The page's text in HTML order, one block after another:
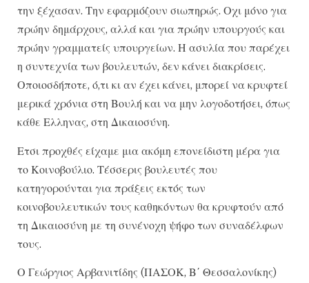
την ξέχασαν. Την εφαρμόζουν σιωπηρώς. Οχι μόνο για
πρώην δημάρχους, αλλά και για πρώην υπουργούς και
πρώην γραμματείς υπουργείων. Η ασυλία που παρέχει
η συντεχνία των βουλευτών, δεν κάνει διακρίσεις.
Οποιοσδήποτε, ό,τι κι αν έχει κάνει, μπορεί να κρυφτεί
μερικά χρόνια στη Βουλή και να μην λογοδοτήσει, όπως
κάθε Ελληνας, στη Δικαιοσύνη.
Ετσι προχθές είχαμε μια ακόμη επονείδιστη μέρα για
το Κοινοβούλιο. Τέσσερις βουλευτές που
κατηγορούνται για πράξεις εκτός των
κοινοβουλευτικών τους καθηκόντων θα κρυφτούν από
τη Δικαιοσύνη με τη συνένοχη ψήφο των συναδέλφων
τους.
Ο Γεώργιος Αρβανιτίδης (ΠΑΣΟΚ, Β΄ Θεσσαλονίκης)